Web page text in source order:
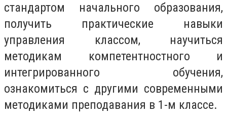
стандартом начального образования,
получить практические навыки
управления классом, научиться
методикам компетентностного и
интегрированного обучения,
ознакомиться с другими современными
методиками преподавания в 1-м классе.